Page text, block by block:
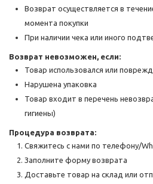
Возврат осуществляется в
момента покупки
При наличии чека или иного
Возврат невозможен, если:
Товар использовался или
Нарушена упаковка
Товар входит в перечень
гигиены)
Процедура возврата:
Свяжитесь с нами по телефону/
Заполните форму возврата
Доставьте товар на склад или